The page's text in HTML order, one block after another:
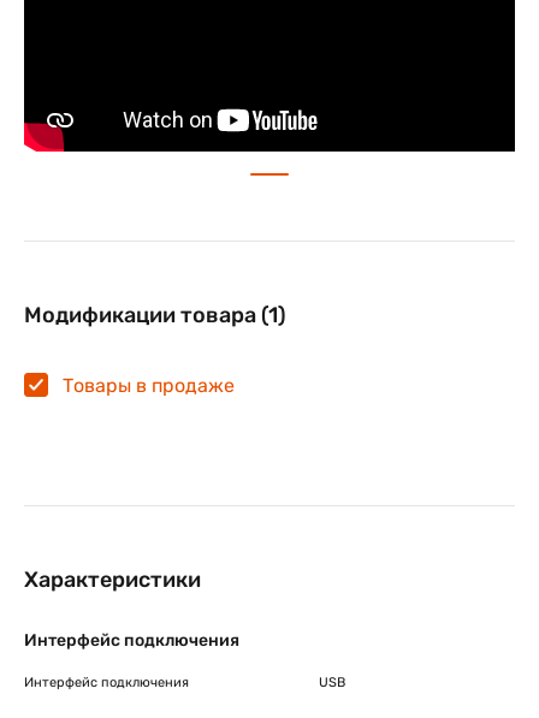
Модификации товара (1)
Товары в продаже
Характеристики
Интерфейс подключения
Интерфейс подключения USB